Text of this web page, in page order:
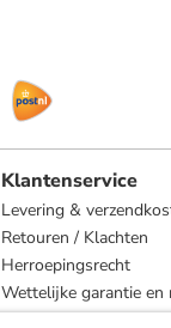
Klantenservice
Levering &
Retouren / Klachten
Herroepingsrecht
Wettelijke garantie en